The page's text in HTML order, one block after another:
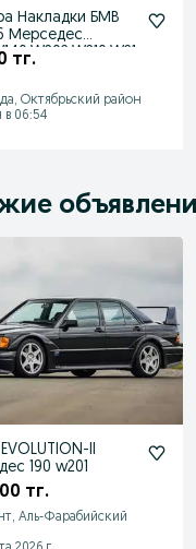
Накладки БМВ
Мерседес
тг.
Октябрьский район
в 06:54
II
190 w201
тг.
Аль-Фарабийский